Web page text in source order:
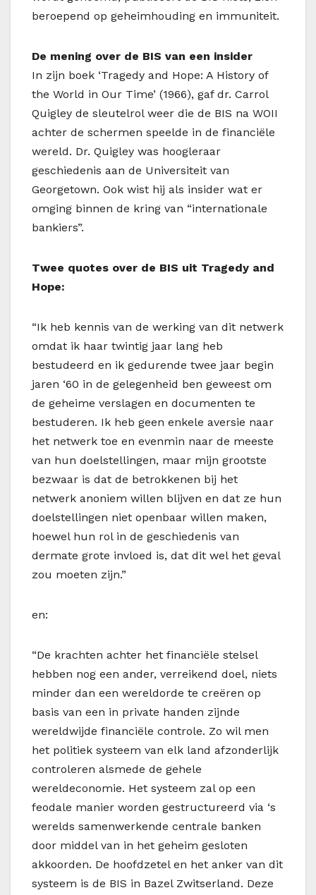
beroepend op geheimhouding en immuniteit.
De mening over de BIS van een insider
In zijn boek ‘Tragedy and Hope: A History of
the World in Our Time’ (1966), gaf dr. Carrol
Quigley de sleutelrol weer die de BIS na WOII
achter de schermen speelde in de financiële
wereld. Dr. Quigley was hoogleraar
geschiedenis aan de Universiteit van
Georgetown. Ook wist hij als insider wat er
omging binnen de kring van “internationale
bankiers”.
Twee quotes over de BIS uit Tragedy and
Hope:
“Ik heb kennis van de werking van dit netwerk
omdat ik haar twintig jaar lang heb
bestudeerd en ik gedurende twee jaar begin
jaren ‘60 in de gelegenheid ben geweest om
de geheime verslagen en documenten te
bestuderen. Ik heb geen enkele aversie naar
het netwerk toe en evenmin naar de meeste
van hun doelstellingen, maar mijn grootste
bezwaar is dat de betrokkenen bij het
netwerk anoniem willen blijven en dat ze hun
doelstellingen niet openbaar willen maken,
hoewel hun rol in de geschiedenis van
dermate grote invloed is, dat dit wel het geval
zou moeten zijn.”
en:
“De krachten achter het financiële stelsel
hebben nog een ander, verreikend doel, niets
minder dan een wereldorde te creëren op
basis van een in private handen zijnde
wereldwijde financiële controle. Zo wil men
het politiek systeem van elk land afzonderlijk
controleren alsmede de gehele
wereldeconomie. Het systeem zal op een
feodale manier worden gestructureerd via ‘s
werelds samenwerkende centrale banken
door middel van in het geheim gesloten
akkoorden. De hoofdzetel en het anker van dit
systeem is de BIS in Bazel Zwitserland. Deze